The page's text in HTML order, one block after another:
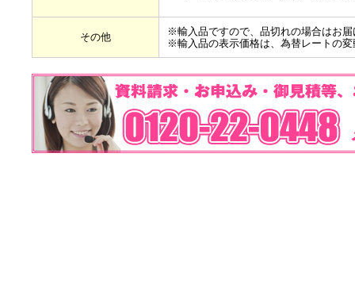
その他
※輸入品ですので、品切れの場合はお
※輸入品の表示価格は、為替レートの